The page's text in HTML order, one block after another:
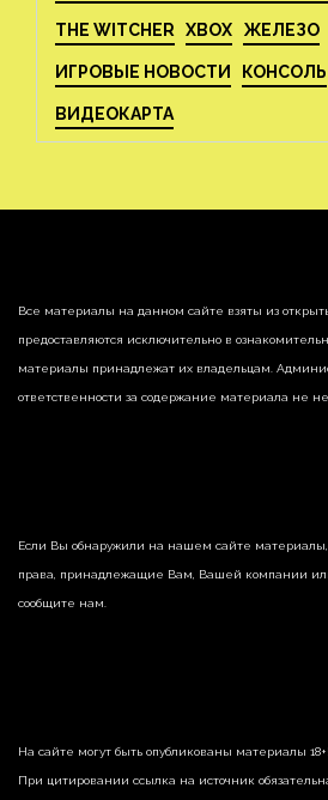
THE WITCHER XBOX ЖЕЛЕЗО
ИГРОВЫЕ НОВОСТИ КОНСОЛЬ
ВИДЕОКАРТА
Все материалы на данном сайте взяты из
предоставляются исключительно в
материалы принадлежат их владельцам.
ответственности за содержание материала не
Если Вы обнаружили на нашем сайте
права, принадлежащие Вам, Вашей компании или
сообщите нам.
На сайте могут быть опубликованы материалы 18+!
При цитировании ссылка на источник